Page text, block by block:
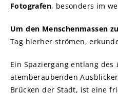
Fotografen, besonders im
Um den Menschenmassen
Tag hierher strömen,
Ein Spaziergang entlang des
atemberaubenden
Brücken der Stadt, ist eine